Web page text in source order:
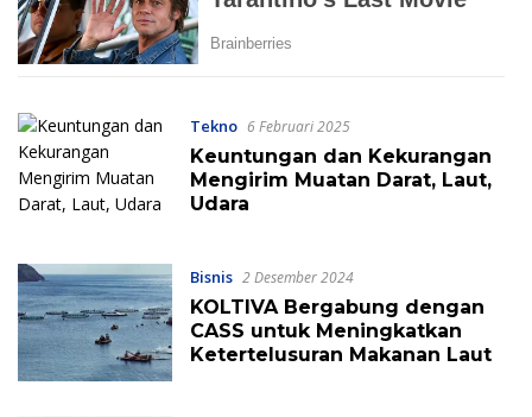
Tekno 6 Februari 2025
Keuntungan dan Kekurangan
Mengirim Muatan Darat, Laut,
Udara
Bisnis 2 Desember 2024
KOLTIVA Bergabung dengan
CASS untuk Meningkatkan
Ketertelusuran Makanan Laut